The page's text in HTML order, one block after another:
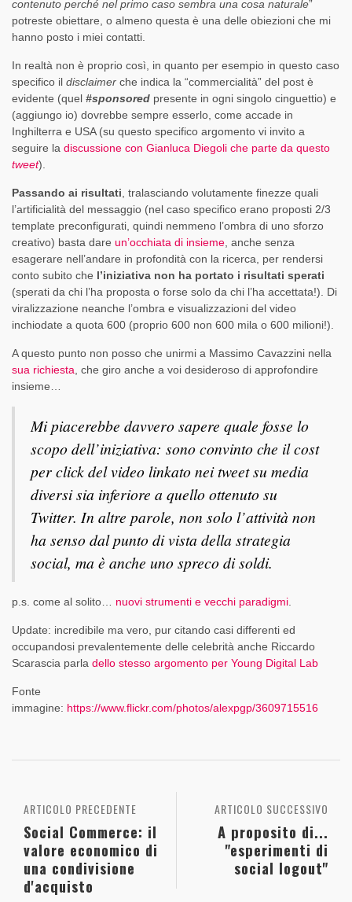
contenuto perché nel primo caso sembra una cosa naturale”
potreste obiettare, o almeno questa è una delle obiezioni che mi
hanno posto i miei contatti.
In realtà non è proprio così, in quanto per esempio in questo caso
specifico il disclaimer che indica la “commercialità” del post è
evidente (quel #sponsored presente in ogni singolo cinguettio) e
(aggiungo io) dovrebbe sempre esserlo, come accade in
Inghilterra e USA (su questo specifico argomento vi invito a
seguire la discussione con Gianluca Diegoli che parte da questo
tweet).
Passando ai risultati , tralasciando volutamente finezze quali
l’artificialità del messaggio (nel caso specifico erano proposti 2/3
template preconfigurati, quindi nemmeno l’ombra di uno sforzo
creativo) basta dare un’occhiata di insieme , anche senza
esagerare nell’andare in profondità con la ricerca, per rendersi
conto subito che l’iniziativa non ha portato i risultati sperati
(sperati da chi l’ha proposta o forse solo da chi l’ha accettata!). Di
viralizzazione neanche l’ombra e visualizzazioni del video
inchiodate a quota 600 (proprio 600 non 600 mila o 600 milioni!).
A questo punto non posso che unirmi a Massimo Cavazzini nella
sua richiesta , che giro anche a voi desideroso di approfondire
insieme…
Mi piacerebbe davvero sapere quale fosse lo
scopo dell’iniziativa: sono convinto che il cost
per click del video linkato nei tweet su media
diversi sia inferiore a quello ottenuto su
Twitter. In altre parole, non solo l’attività non
ha senso dal punto di vista della strategia
social, ma è anche uno spreco di soldi.
p.s. come al solito… nuovi strumenti e vecchi paradigmi
Update: incredibile ma vero, pur citando casi differenti ed
occupandosi prevalentemente delle celebrità anche Riccardo
Scarascia parla dello stesso argomento per Young Digital Lab
Fonte
immagine: https://www.flickr.com/photos/alexpgp/3609715516
ARTICOLO SUCCESSIVO
A proposito di...
"esperimenti di
social logout"
ARTICOLO PRECEDENTE
Social Commerce: il
valore economico di
una condivisione
d'acquisto